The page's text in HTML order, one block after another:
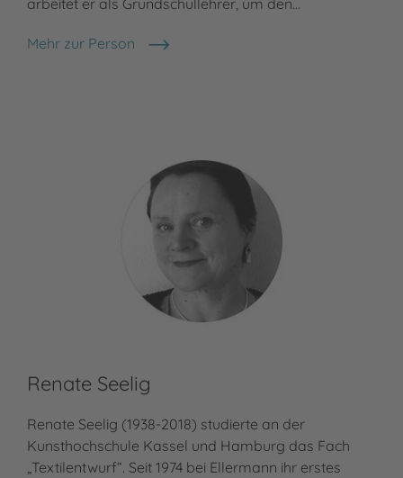
Mehr zur Person
Rainer Oberthür
Renate Seelig
Renate Seelig (1938-2018) studierte an der
Kunsthochschule Kassel und Hamburg das Fach
„Textilentwurf“. Seit 1974 bei Ellermann ihr erstes